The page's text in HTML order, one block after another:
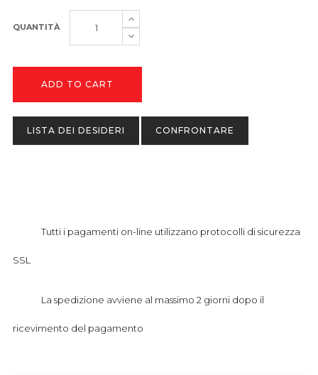
QUANTITÀ
ADD TO CART
LISTA DEI DESIDERI CONFRONTARE
Tutti i pagamenti on-line utilizzano protocolli di sicurezza
SSL
La spedizione avviene al massimo 2 giorni dopo il
ricevimento del pagamento